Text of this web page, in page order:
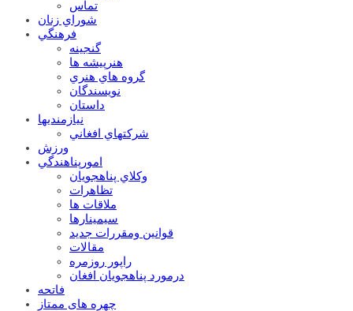
تماس
شوراي زنان
فرهنگي
گنجينه
هنرپيشه ها
گروه هاي هنري
نويسندگان
داستان
نيازمنديها
شرکتهاي افغاني
ورزش
امورپناهندگي
وکلاي پناهجويان
تظاهرات
ملاقات ها
سيمينارها
قوانين ومقررات جديد
مقالات
راپور روزمره
درمورد پناهجويان افغان
فاتحه
چهره های ممتاز